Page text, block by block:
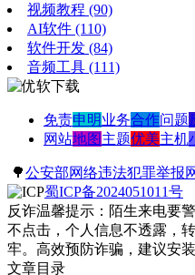
视频教程 (90)
AI软件 (110)
软件开发 (84)
音频工具 (111)
免责申明业务合作问题
网站地图 主题优美主机
🌳公安部网络违法犯罪举报
蜀ICP备2024051011号
反诈温馨提示：陌生来电要
不点击，个人信息不透露，
牢。高效预防诈骗，建议安
文章目录